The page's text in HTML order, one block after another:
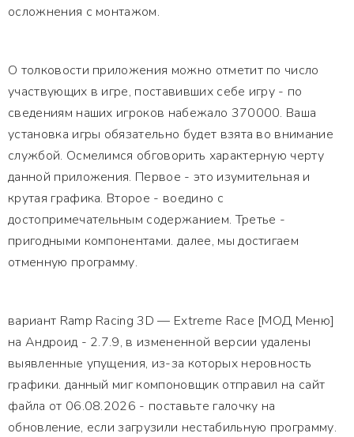
осложнения с монтажом.
О толковости приложения можно отметит по число
участвующих в игре, поставивших себе игру - по
сведениям наших игроков набежало 370000. Ваша
установка игры обязательно будет взята во внимание
службой. Осмелимся обговорить характерную черту
данной приложения. Первое - это изумительная и
крутая графика. Второе - воедино с
достопримечательным содержанием. Третье -
пригодными компонентами. далее, мы достигаем
отменную программу.
вариант Ramp Racing 3D — Extreme Race [МОД Меню]
на Андроид - 2.7.9, в измененной версии удалены
выявленные упущения, из-за которых неровность
графики. данный миг компоновщик отправил на сайт
файла от 06.08.2026 - поставьте галочку на
обновление, если загрузили нестабильную программу.